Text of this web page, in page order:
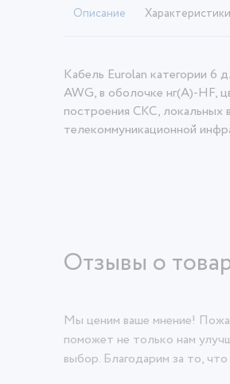
Описание Характеристики
Кабель Eurolan категории 6
AWG, в оболочке нг(A)-HF,
построения СКС, локальных
телекоммуникационной
Отзывы о
Мы ценим ваше мнение!
поможет не только нам
выбор. Благодарим за то,